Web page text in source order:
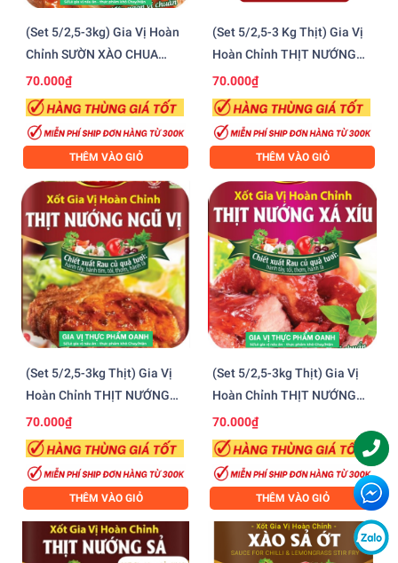
(Set 5/2,5-3kg) Gia Vị Hoàn
Chỉnh SƯỜN XÀO CHUA
NGỌT Barona (80gr)
70.000₫
THÊM VÀO GIỎ
(Set 5/2,5-3 Kg Thịt) Gia Vị
Hoàn Chỉnh THỊT NƯỚNG
HÀN QUỐC Barona (80gr)
70.000₫
THÊM VÀO GIỎ
(Set 5/2,5-3kg Thịt) Gia Vị
Hoàn Chỉnh THỊT NƯỚNG
NGŨ VỊ Barona (80gr)
70.000₫
THÊM VÀO GIỎ
(Set 5/2,5-3kg Thịt) Gia Vị
Hoàn Chỉnh THỊT NƯỚNG
XÁ XÍU Barona (80gr)
70.000₫
THÊM VÀO GIỎ